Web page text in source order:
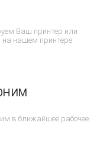
Ваш принтер или
нашем принтере.
в ближайшее рабочее